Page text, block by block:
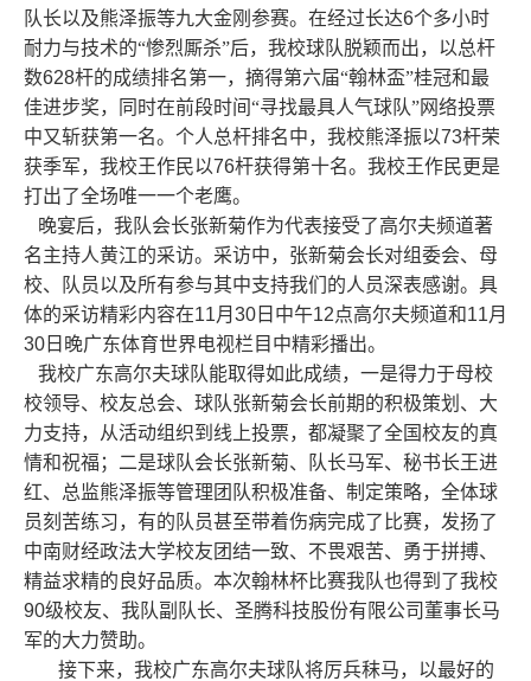
队长以及熊泽振等九大金刚参赛。在经过长达6个多小时
耐力与技术的“惨烈厮杀”后，我校球队脱颖而出，以总杆
数628杆的成绩排名第一，摘得第六届“翰林盃”桂冠和最
佳进步奖，同时在前段时间“寻找最具人气球队”网络投票
中又斩获第一名。个人总杆排名中，我校熊泽振以73杆荣
获季军，我校王作民以76杆获得第十名。我校王作民更是
打出了全场唯一一个老鹰。
晚宴后，我队会长张新菊作为代表接受了高尔夫频道著
名主持人黄江的采访。采访中，张新菊会长对组委会、母
校、队员以及所有参与其中支持我们的人员深表感谢。具
体的采访精彩内容在11月 30 日中午12点高尔夫频道和11月
30 日晚广东体育世界电视栏目中精彩播出。
我校广东高尔夫球队能取得如此成绩，一是得力于母校
校领导、校友总会、球队张新菊会长前期的积极策划、大
力支持，从活动组织到线上投票，都凝聚了全国校友的真
情和祝福；二是球队会长张新菊、队长马军、秘书长王进
红、总监熊泽振等管理团队积极准备、制定策略，全体球
员刻苦练习，有的队员甚至带着伤病完成了比赛，发扬了
中南财经政法大学校友团结一致、不畏艰苦、勇于拼搏、
精益求精的良好品质。本次翰林杯比赛我队也得到了我校
90级校友、我队副队长、圣腾科技股份有限公司董事长马
军的大力赞助。
接下来，我校广东高尔夫球队将厉兵秣马，以最好的